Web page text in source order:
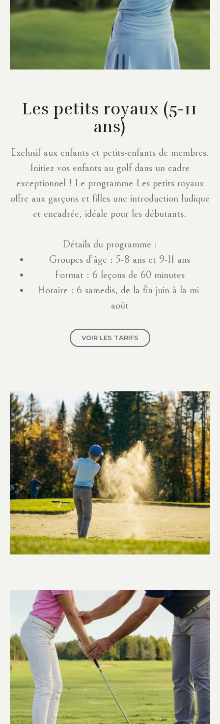
Les petits royaux (5-11
ans)
Exclusif aux enfants et petits-enfants de membres.
Initiez vos enfants au golf dans un cadre
exceptionnel ! Le programme Les petits royaux
offre aux garçons et filles une introduction ludique
et encadrée, idéale pour les débutants.
Détails du programme :
Groupes d’âge : 5-8 ans et 9-11 ans
Format : 6 leçons de 60 minutes
Horaire : 6 samedis, de la fin juin à la mi-
août
VOIR LES TARIFS